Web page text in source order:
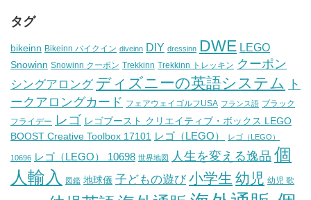
タグ
bikeinn Bikeinn バイクイン diveinn DIY dressinn DWE LEGO
Snowinn Snowinn クーポン Trekkinn Trekkinn トレッキン クーポン
シングアロング ディズニーの英語システム
ト
ークアロングカード フェアウェイゴルフUSA フランス語 ブラック
フライデー レゴ レゴブースト クリエイティブ・ボックス LEGO
BOOST Creative Toolbox 17101 レゴ（LEGO） レゴ（LEGO）
10696 レゴ（LEGO） 10698 世界地図 人生を変える逸品 個
人輸入
図鑑 地球儀 子どもの遊び 小学生 幼児 幼児 歌